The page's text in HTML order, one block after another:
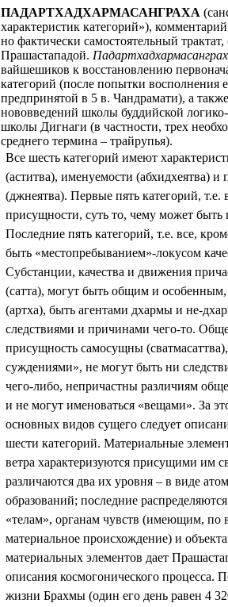
ПАДАРТХАДХАРМАСАНГРАХА
характеристик категорий»),
но фактически самостоятельный
Прашастападой.
вайшешиков к восстановлению
категорий (после попытки восполнения
предпринятой в 5 в. Чандрамати), а
нововведений школы буддийской
школы Дигнаги (в частности, трех
среднего термина – трайрупья).
Все шесть категорий имеют
(аститва), именуемости (абхидхеятва) и
(джнеятва). Первые пять категорий, т.е.
присущности, суть то, чему может быть
Последние пять категорий, т.е. все,
быть «местопребыванием»-локусом
Субстанции, качества и движения
(сатта), могут быть общим и
(артха), быть агентами дхармы и не-
следствиями и причинами чего-то.
присущность самосущны
суждениями», не могут быть ни
чего-либо, непричастны различиям
и не могут именоваться «вещами». За
основных видов сущего следует
шести категорий. Материальные
ветра характеризуются присущими им
различаются два их уровня – в виде
образований; последние
«телам», органам чувств (имеющим, по
материальное происхождение) и
материальных элементов дает
описания космогонического процесса.
жизни Брахмы (один его день равен 4